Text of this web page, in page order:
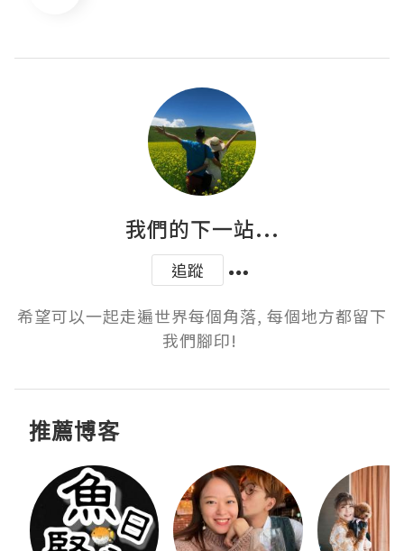
我們的下一站...
追蹤
希望可以一起走遍世界每個角落, 每個地方都留下
我們腳印!
推薦博客